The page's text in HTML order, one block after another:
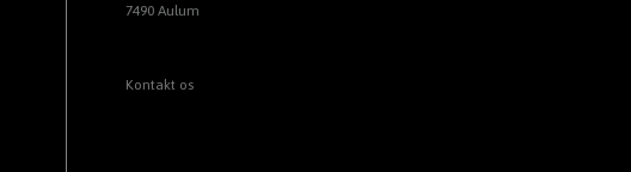
7490 Aulum
Kontakt os